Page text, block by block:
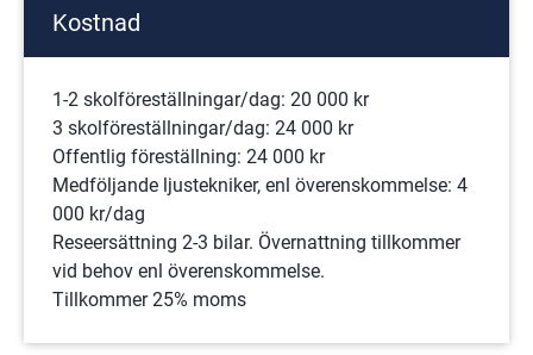
Kostnad
1-2 skolföreställningar/dag: 20 000 kr
3 skolföreställningar/dag: 24 000 kr
Offentlig föreställning: 24 000 kr
Medföljande ljustekniker, enl överenskommelse: 4
000 kr/dag
Reseersättning 2-3 bilar. Övernattning tillkommer
vid behov enl överenskommelse.
Tillkommer 25% moms